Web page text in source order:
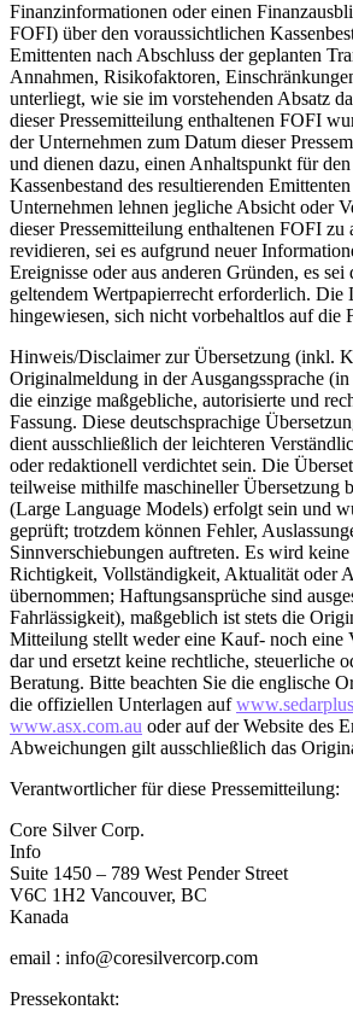
Finanzinformationen oder einen
FOFI) über den voraussichtlichen
Emittenten nach Abschluss der geplanten
Annahmen, Risikofaktoren,
unterliegt, wie sie im vorstehenden Absatz
dieser Pressemitteilung enthaltenen FOFI
der Unternehmen zum Datum dieser
und dienen dazu, einen Anhaltspunkt für
Kassenbestand des resultierenden
Unternehmen lehnen jegliche Absicht oder
dieser Pressemitteilung enthaltenen FOFI zu
revidieren, sei es aufgrund neuer
Ereignisse oder aus anderen Gründen, es sei
geltendem Wertpapierrecht erforderlich. Die
hingewiesen, sich nicht vorbehaltlos auf die
Hinweis/Disclaimer zur Übersetzung (inkl.
Originalmeldung in der Ausgangssprache
die einzige maßgebliche, autorisierte und
Fassung. Diese deutschsprachige
dient ausschließlich der leichteren
oder redaktionell verdichtet sein. Die
teilweise mithilfe maschineller Übersetzung
(Large Language Models) erfolgt sein und
geprüft; trotzdem können Fehler,
Sinnverschiebungen auftreten. Es wird
Richtigkeit, Vollständigkeit, Aktualität oder
übernommen; Haftungsansprüche sind
Fahrlässigkeit), maßgeblich ist stets die
Mitteilung stellt weder eine Kauf- noch eine
dar und ersetzt keine rechtliche, steuerliche
Beratung. Bitte beachten Sie die englische
die offiziellen Unterlagen auf
www.asx.com.au oder auf der Website des
Abweichungen gilt ausschließlich das
Verantwortlicher für diese Pressemitteilung:
Core Silver Corp.
Info
Suite 1450 – 789 West Pender Street
V6C 1H2 Vancouver, BC
Kanada
email : info@coresilvercorp.com
Pressekontakt: